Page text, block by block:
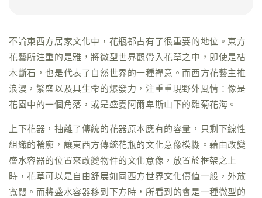
不論東西方居家文化中，花瓶都占有了很重要的地位。東方
花藝所注重的是雅，將微型世界觀帶入花草之中，即使是枯
木斷石，也是代表了自然世界的一種禪意。而西方花藝主推
浪漫，繁盛以及具生命的爆發力，注重重現野外風情：像是
花園中的一個角落，或是盛夏阿爾卑斯山下的雛菊花海。
上下花器，抽離了傳統的花器原本應有的容量，只剩下線性
組織的輪廓，讓東西方傳統花瓶的文化意像模糊。藉由改變
盛水容器的位置來改變物件的文化意像，放置於框架之上
時，花草可以是自由舒展如同西方世界文化價值一般，外放
寬闊。而將盛水容器移到下方時，所看到的會是一種微型的